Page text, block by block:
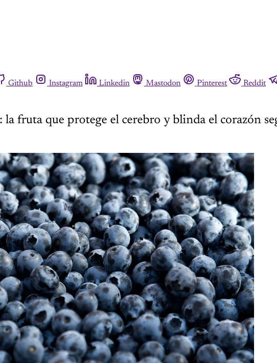
Github Instagram Linkedin Mastodon Pinterest Reddit
la fruta que protege el cerebro y blinda el corazón